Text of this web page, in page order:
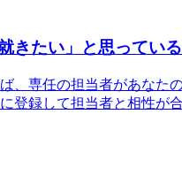
きたい」と思ってい
、専任の担当者があなた
登録して担当者と相性が